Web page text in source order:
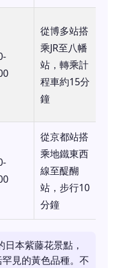
從博多站搭
乘JR至八幡
站，轉乘計
程車約15分
鐘
從京都站搭
乘地鐵東西
線至醍醐
站，步行10
分鐘
本紫藤花景點，
見的黃色品種。不